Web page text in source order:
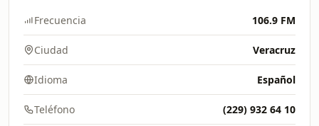
Frecuencia 106.9 FM
Ciudad Veracruz
Idioma Español
Teléfono (229) 932 64 10